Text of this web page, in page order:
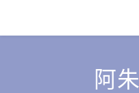
content
阿